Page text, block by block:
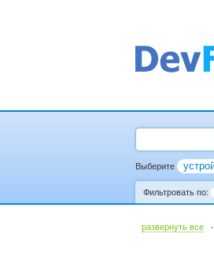
Выберите
Фильтровать по:
развернуть все ·